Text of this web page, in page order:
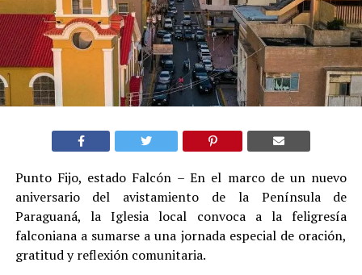
Punto Fijo, estado Falcón – En el marco de un nuevo
aniversario del avistamiento de la Península de
Paraguaná, la Iglesia local convoca a la feligresía
falconiana a sumarse a una jornada especial de oración,
gratitud y reflexión comunitaria.